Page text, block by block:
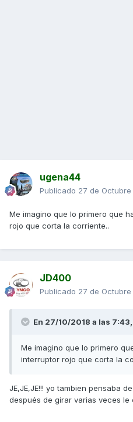
ugena44
Publicado 27 de Octubre
Me imagino que lo primero que
rojo que corta la corriente..
JD400
Publicado 27 de Octubre
En 27/10/2018 a las 7:43,
Me imagino que lo primero
interruptor rojo que corta la
JE,JE,JE!!! yo tambien pensaba
después de girar varias veces le